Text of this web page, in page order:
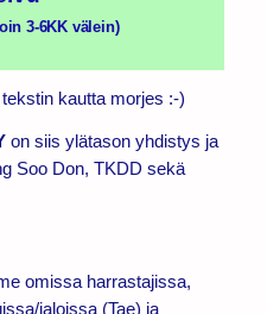
3-6KK välein)
kautta morjes :-)
on siis ylätason yhdistys ja
Soo Don, TKDD sekä
omissa harrastajissa,
jaloissa (Tae) ja